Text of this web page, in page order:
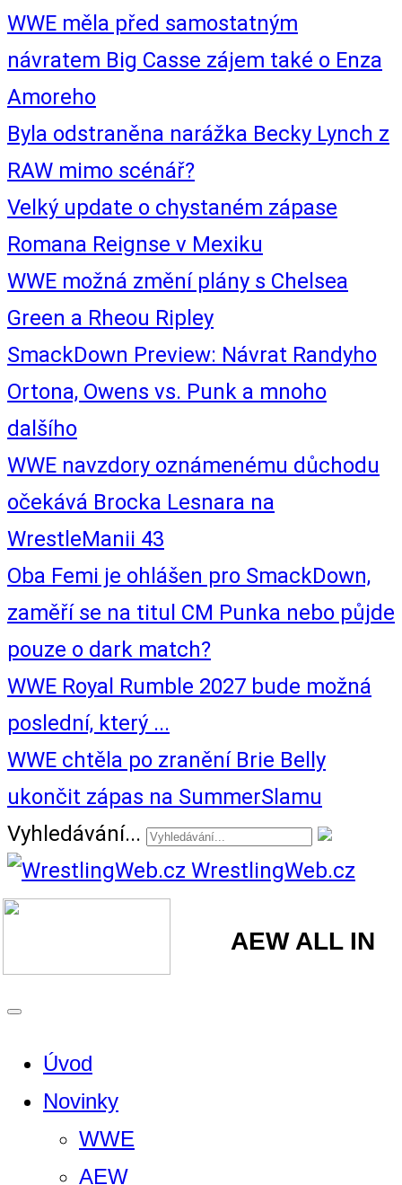
WWE měla před samostatným
návratem Big Casse zájem také o Enza
Amoreho
Byla odstraněna narážka Becky Lynch z
RAW mimo scénář?
Velký update o chystaném zápase
Romana Reignse v Mexiku
WWE možná změní plány s Chelsea
Green a Rheou Ripley
SmackDown Preview: Návrat Randyho
Ortona, Owens vs. Punk a mnoho
dalšího
WWE navzdory oznámenému důchodu
očekává Brocka Lesnara na
WrestleManii 43
Oba Femi je ohlášen pro SmackDown,
zaměří se na titul CM Punka nebo půjde
pouze o dark match?
WWE Royal Rumble 2027 bude možná
poslední, který ...
WWE chtěla po zranění Brie Belly
ukončit zápas na SummerSlamu
Vyhledávání...
WrestlingWeb.cz
AEW ALL IN
Úvod
Novinky
WWE
AEW